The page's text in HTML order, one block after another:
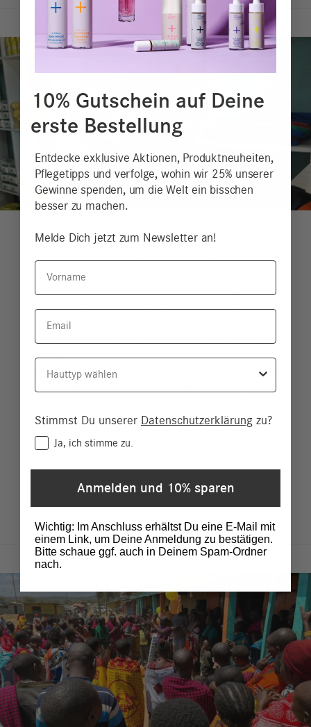
Mission & Vision von MWINGI
des täglichen Bedarfs schwer zugänglich. Hohe
Transportkosten, weite Wege und fragile Lieferketten
erschweren die Versorgung. MWINGI setzt hier an: Mit
einem dezentralen Vertriebsnetz und digital gesteuerter
Logistik stärkt das Sozialunternehmen lokale
Händler*innen und bringt Waren dorthin, wo sie gebraucht
werden.
Die Vision: ein flächendeckendes Netzwerk unabhängiger,
Stabilität vor Ort.
Unternehmerinnen. Viele Frauen in Kenia tragen die
beim Aufbau eigener Geschäfte. Rund 95 % der
Franchisepartner*innen sind Frauen.
10% Gutschein auf Deine
erste Bestellung
Entdecke exklusive Aktionen, Produktneuheiten,
Pflegetipps und verfolge, wohin wir 25% unserer
Gewinne spenden, um die Welt ein bisschen
besser zu machen.
Melde Dich jetzt zum Newsletter an!
Vorname
Email
Hauttyp
Stimmst Du unserer Datenschutzerklärung zu?
ConsentJa, ich stimme zu.
Anmelden und 10% sparen
Wichtig: Im Anschluss erhältst Du eine E-Mail mit
einem Link, um Deine Anmeldung zu bestätigen.
Bitte schaue ggf. auch in Deinem Spam-Ordner
nach.